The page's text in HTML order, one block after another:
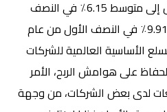
انخفاض نمو الاستهلاك الخاص ​​إلى متوسط ​​6.15٪ في النصف
الثاني من 20/21 من متوسط ​​9.91٪ في النصف الأول من عام
السلع الأساسية العالمية للشركات
على هوامش الربح، الأمر
لدى بعض الشركات، من وجهة